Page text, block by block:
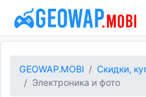
GEOWAP.MOBI
Скидки,
Электроника и фото